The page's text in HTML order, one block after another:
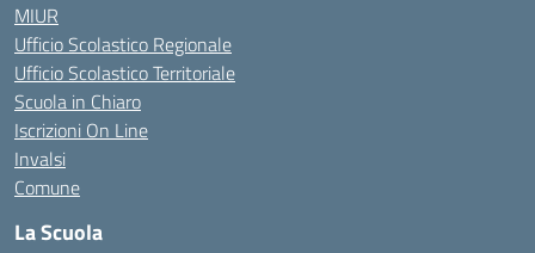
MIUR
Ufficio Scolastico Regionale
Ufficio Scolastico Territoriale
Scuola in Chiaro
Iscrizioni On Line
Invalsi
Comune
La Scuola